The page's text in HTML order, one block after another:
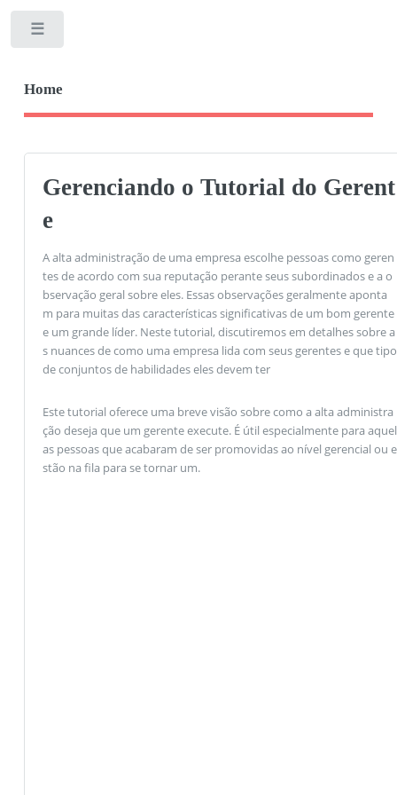
Home
Gerenciando o Tutorial do Gerent
e
A alta administração de uma empresa escolhe pessoas como geren
tes de acordo com sua reputação perante seus subordinados e a o
bservação geral sobre eles. Essas observações geralmente aponta
m para muitas das características significativas de um bom gerente
e um grande líder. Neste tutorial, discutiremos em detalhes sobre a
s nuances de como uma empresa lida com seus gerentes e que tipo
de conjuntos de habilidades eles devem ter
Este tutorial oferece uma breve visão sobre como a alta administra
ção deseja que um gerente execute. É útil especialmente para aquel
as pessoas que acabaram de ser promovidas ao nível gerencial ou e
stão na fila para se tornar um.